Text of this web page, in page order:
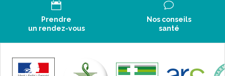
Prendre
un rendez-vous
Nos conseils
santé